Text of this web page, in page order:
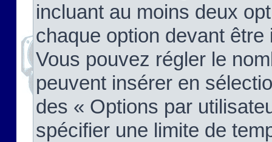
incluant au moins deux
chaque option devant
Vous pouvez régler le
peuvent insérer en
des « Options par
spécifier une limite de